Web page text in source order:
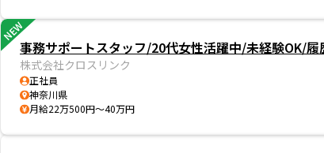
NEW
事務サポートスタッフ/20代女性活躍中/未経験OK/
株式会社クロスリンク
正社員
神奈川県
月給22万500円～40万円